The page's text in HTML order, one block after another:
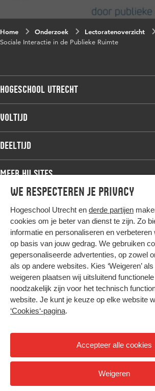
We respecteren je privacy
Hogeschool Utrecht en derde partijen
cookies om je beter van dienst te zijn. Zo
informatie en personaliseren en verbeteren
op basis van jouw gedrag. We gebruiken
gepersonaliseerde advertenties, op zowel
als op andere websites. Kies ‘Weigeren’
weigeren plaatsen wij uitsluitend
noodzakelijk zijn voor het technisch
website. Je kunt je keuze op elke website
‘Cookies‘-pagina.
Accepteer alle cookies
Weigeren
Home Onderzoek
Lectoratenoverzicht
Sociale Interactie in de Publieke Ruimte
Hogeschool Utrecht
Voltijdopleidingen
Onderzoek
Werken bij de HU
Contact
Voltijd
Associate degree
Master
Studiekeuze voltijd
Deeltijd
Associate degree
Bachelor
Master
Post-master
Studiekeuze deeltijd
Meer HU sites
HU International
HU Bibliotheek
HU Ontwikkelt
Duurzame HU
Intranet
Trajectum
Hier komt alles
Colofon
Privacy
Cookies
Nieuwsbrief
Hoog contrast
© 2026 Hogeschool Utrecht